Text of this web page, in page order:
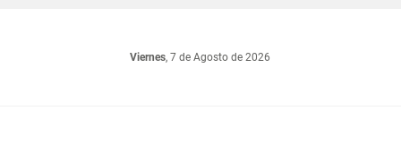
Viernes, 7 de Agosto de 2026